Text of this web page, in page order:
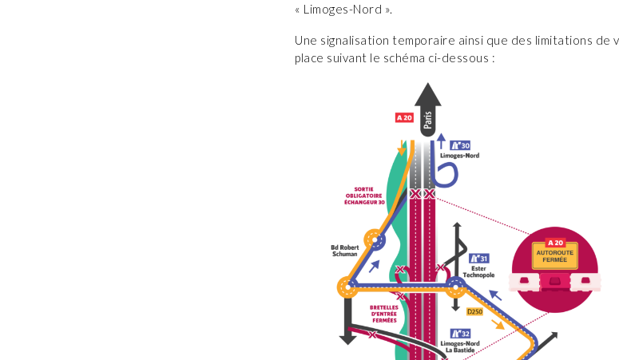
« Limoges-Nord ».
Une signalisation temporaire ainsi que des limitations de
place suivant le schéma ci-dessous :